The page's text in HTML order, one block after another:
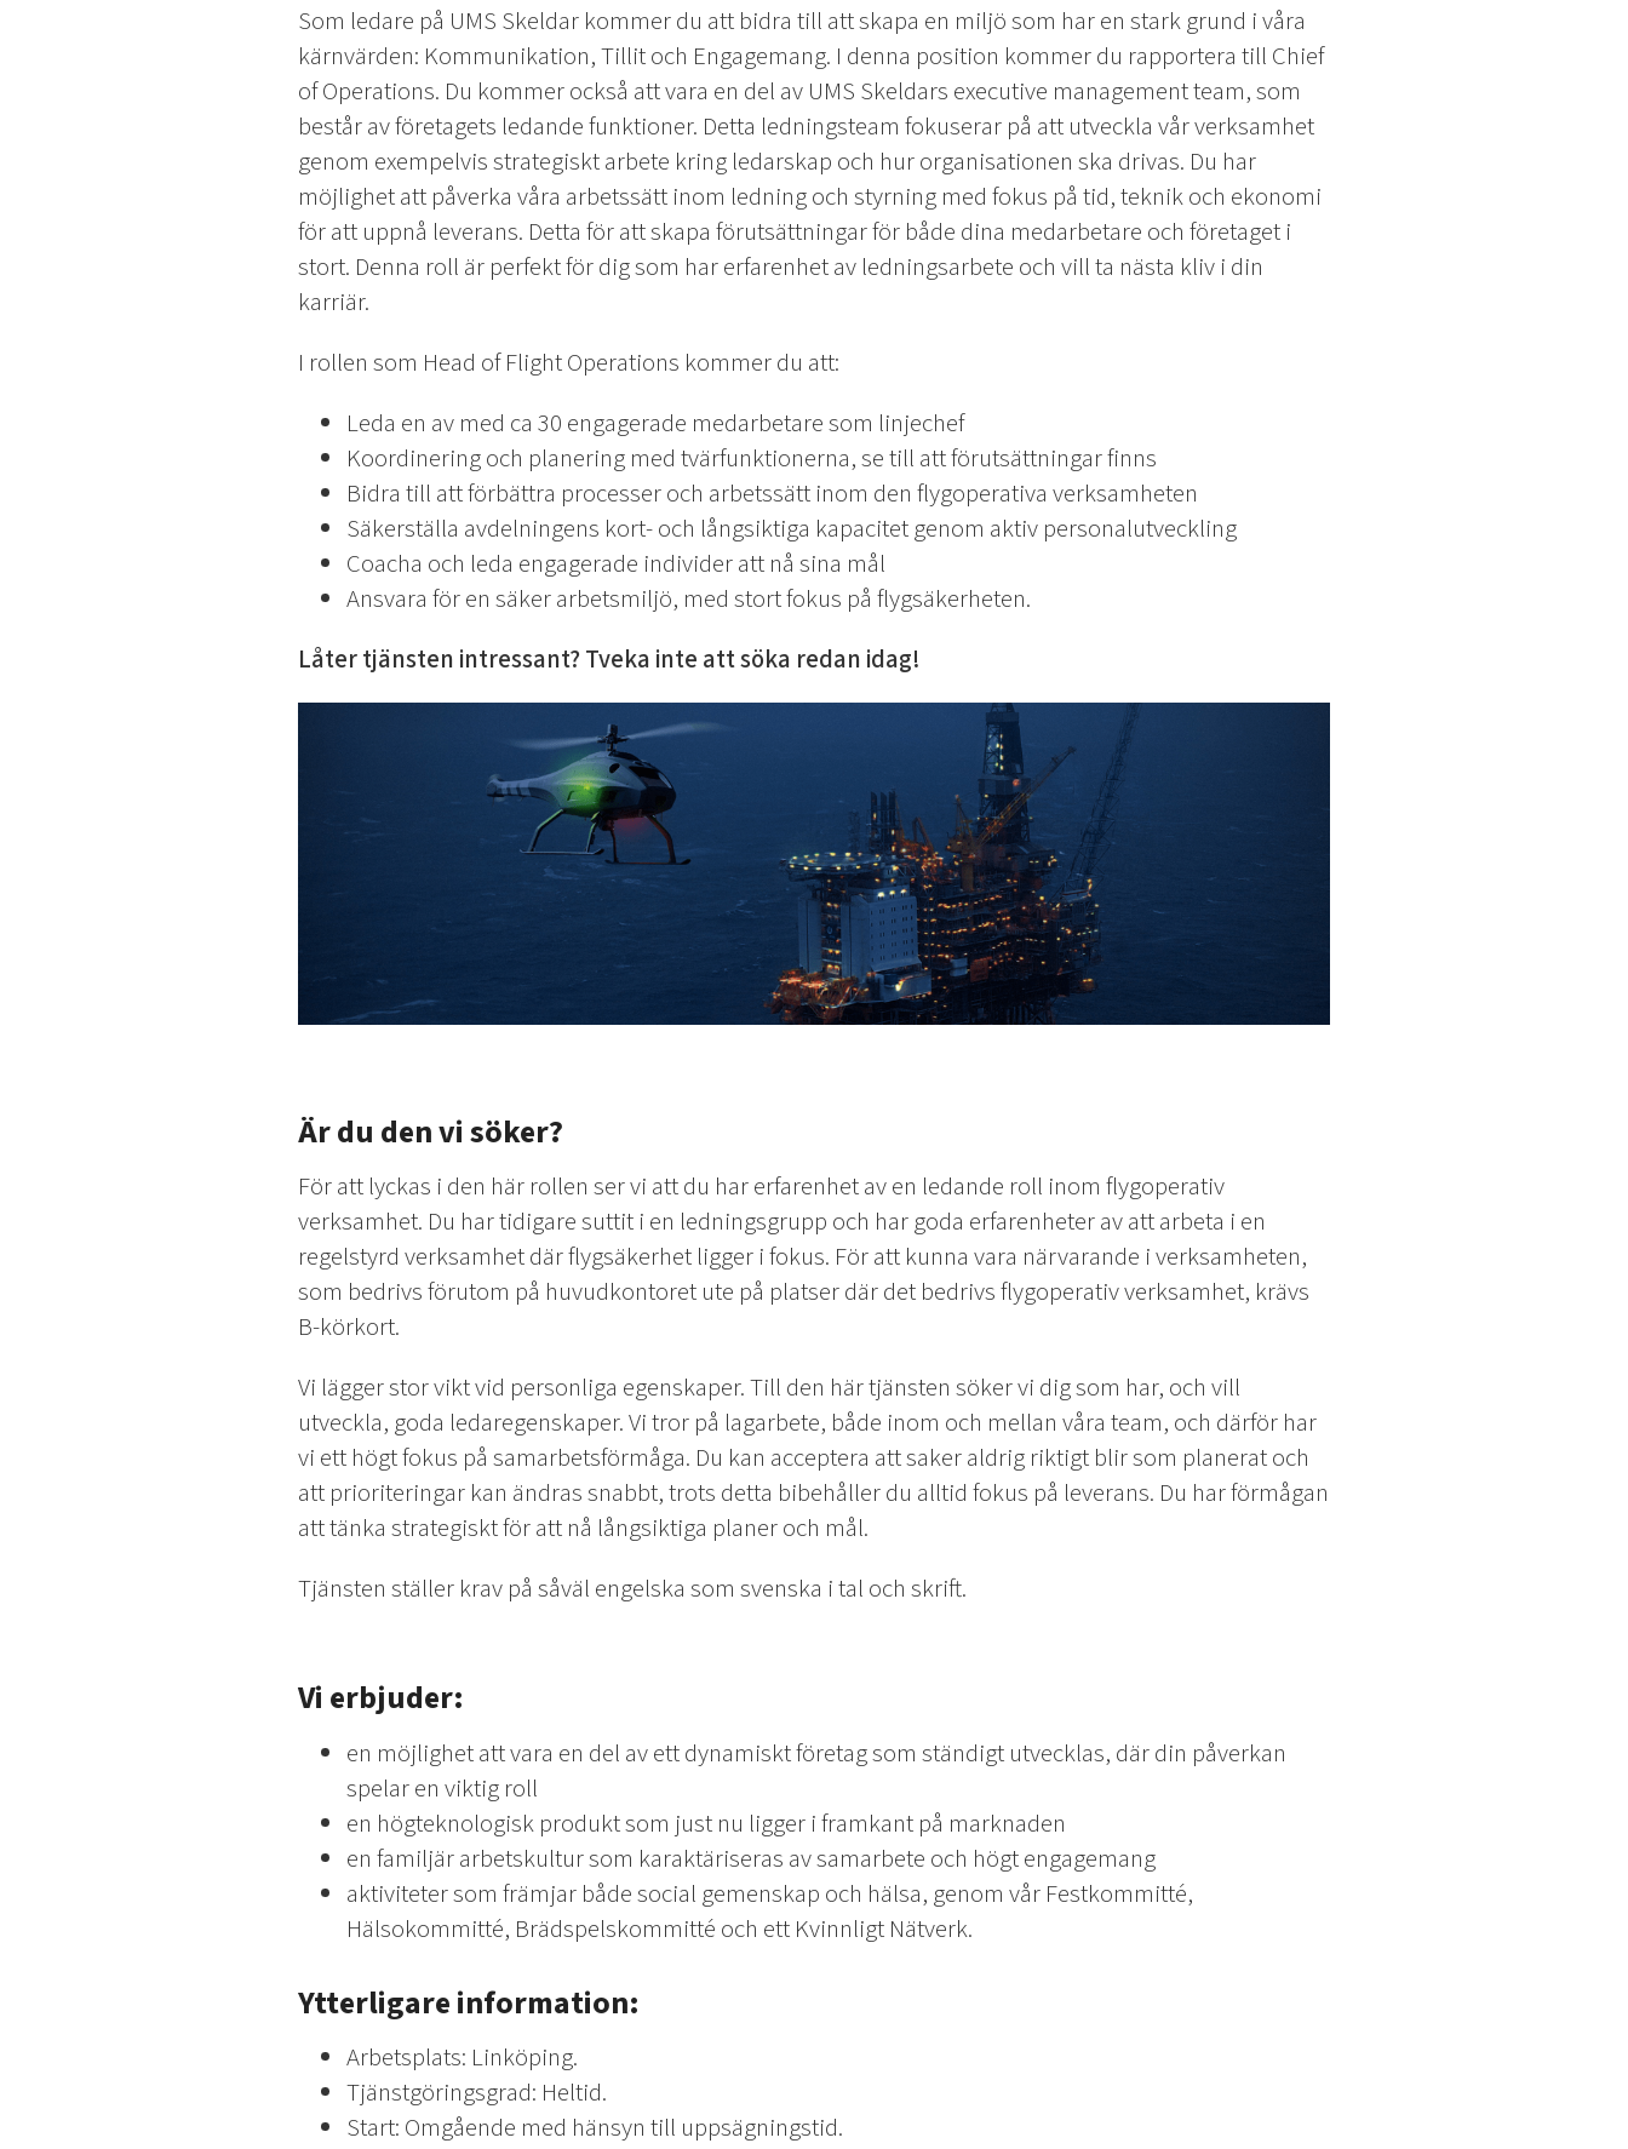
Som ledare på UMS Skeldar kommer du att bidra till att skapa en miljö som har en stark grund i våra
kärnvärden: Kommunikation, Tillit och Engagemang. I denna position kommer du rapportera till Chief
of Operations. Du kommer också att vara en del av UMS Skeldars executive management team, som
består av företagets ledande funktioner. Detta ledningsteam fokuserar på att utveckla vår verksamhet
genom exempelvis strategiskt arbete kring ledarskap och hur organisationen ska drivas. Du har
möjlighet att påverka våra arbetssätt inom ledning och styrning med fokus på tid, teknik och ekonomi
för att uppnå leverans. Detta för att skapa förutsättningar för både dina medarbetare och företaget i
stort. Denna roll är perfekt för dig som har erfarenhet av ledningsarbete och vill ta nästa kliv i din
karriär.
I rollen som Head of Flight Operations kommer du att:
Leda en av med ca 30 engagerade medarbetare som linjechef
Koordinering och planering med tvärfunktionerna, se till att förutsättningar finns
Bidra till att förbättra processer och arbetssätt inom den flygoperativa verksamheten
Säkerställa avdelningens kort- och långsiktiga kapacitet genom aktiv personalutveckling
Coacha och leda engagerade individer att nå sina mål
Ansvara för en säker arbetsmiljö, med stort fokus på flygsäkerheten.
Låter tjänsten intressant? Tveka inte att söka redan idag!
Är du den vi söker?
För att lyckas i den här rollen ser vi att du har erfarenhet av en ledande roll inom flygoperativ
verksamhet. Du har tidigare suttit i en ledningsgrupp och har goda erfarenheter av att arbeta i en
regelstyrd verksamhet där flygsäkerhet ligger i fokus. För att kunna vara närvarande i verksamheten,
som bedrivs förutom på huvudkontoret ute på platser där det bedrivs flygoperativ verksamhet, krävs
B-körkort.
Vi lägger stor vikt vid personliga egenskaper. Till den här tjänsten söker vi dig som har, och vill
utveckla, goda ledaregenskaper. Vi tror på lagarbete, både inom och mellan våra team, och därför har
vi ett högt fokus på samarbetsförmåga. Du kan acceptera att saker aldrig riktigt blir som planerat och
att prioriteringar kan ändras snabbt, trots detta bibehåller du alltid fokus på leverans. Du har förmågan
att tänka strategiskt för att nå långsiktiga planer och mål.
Tjänsten ställer krav på såväl engelska som svenska i tal och skrift.
Vi erbjuder:
en möjlighet att vara en del av ett dynamiskt företag som ständigt utvecklas, där din påverkan
spelar en viktig roll
en högteknologisk produkt som just nu ligger i framkant på marknaden
en familjär arbetskultur som karaktäriseras av samarbete och högt engagemang
aktiviteter som främjar både social gemenskap och hälsa, genom vår Festkommitté,
Hälsokommitté, Brädspelskommitté och ett Kvinnligt Nätverk.
Ytterligare information:
Arbetsplats: Linköping.
Tjänstgöringsgrad: Heltid.
Start: Omgående med hänsyn till uppsägningstid.